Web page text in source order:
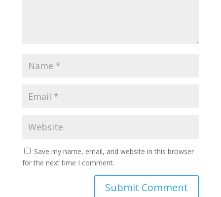
Save my name, email, and website in this browser
for the next time I comment.